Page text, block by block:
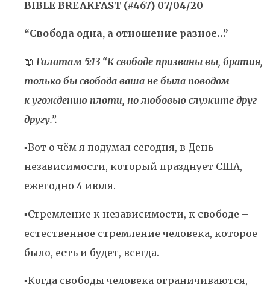
BIBLE BREAKFAST (#467) 07/04/20
“Свобода одна, а отношение разное…”
📖 Галатам 5:13 “К свободе призваны вы, братия,
только бы свобода ваша не была поводом
к угождению плоти, но любовью служите друг
другу.”.
▪️Вот о чём я подумал сегодня, в День
независимости, который празднует США,
ежегодно 4 июля.
▪️Стремление к независимости, к свободе –
естественное стремление человека, которое
было, есть и будет, всегда.
▪️Когда свободы человека ограничиваются,